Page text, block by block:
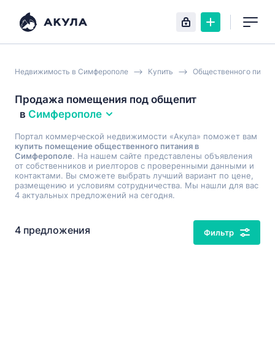
Недвижимость в Симферополе Купить Общественного
Продажа помещения под общепит
в Симферополе
Портал коммерческой недвижимости «Акула» поможет вам
купить помещение общественного питания в
Симферополе. На нашем сайте представлены объявления
от собственников и риелторов с проверенными данными и
контактами. Вы сможете выбрать лучший вариант по цене,
размещению и условиям сотрудничества. Мы нашли для вас
4 актуальных предложений на сегодня.
4 предложения Фильтр